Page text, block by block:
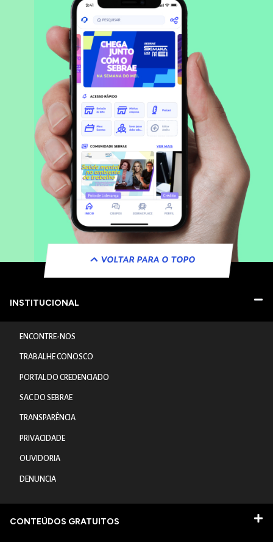
VOLTAR PARA O TOPO
INSTITUCIONAL
ENCONTRE-NOS
TRABALHE CONOSCO
PORTAL DO CREDENCIADO
SAC DO SEBRAE
TRANSPARÊNCIA
PRIVACIDADE
OUVIDORIA
DENUNCIA
CONTEÚDOS GRATUITOS